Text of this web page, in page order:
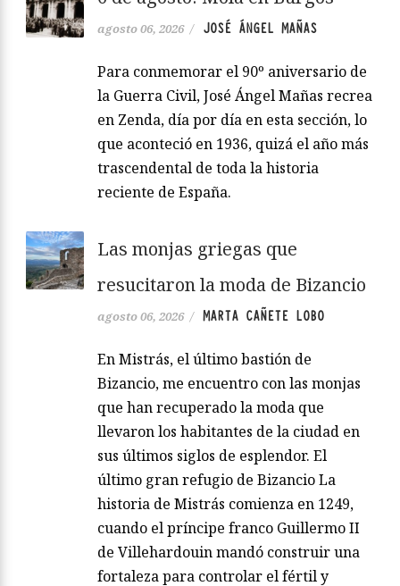
agosto 06, 2026 / JOSÉ ÁNGEL MAÑAS
Para conmemorar el 90º aniversario de
la Guerra Civil, José Ángel Mañas recrea
en Zenda, día por día en esta sección, lo
que aconteció en 1936, quizá el año más
trascendental de toda la historia
reciente de España.
Las monjas griegas que
resucitaron la moda de Bizancio
agosto 06, 2026 / MARTA CAÑETE LOBO
En Mistrás, el último bastión de
Bizancio, me encuentro con las monjas
que han recuperado la moda que
llevaron los habitantes de la ciudad en
sus últimos siglos de esplendor. El
último gran refugio de Bizancio La
historia de Mistrás comienza en 1249,
cuando el príncipe franco Guillermo II
de Villehardouin mandó construir una
fortaleza para controlar el fértil y